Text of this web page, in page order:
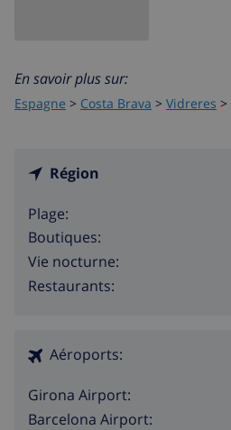
En savoir plus sur:
Espagne > Costa Brava > Vidreres >
Région
Plage:
Boutiques:
Vie nocturne:
Restaurants:
Aéroports:
Girona Airport:
Barcelona Airport: